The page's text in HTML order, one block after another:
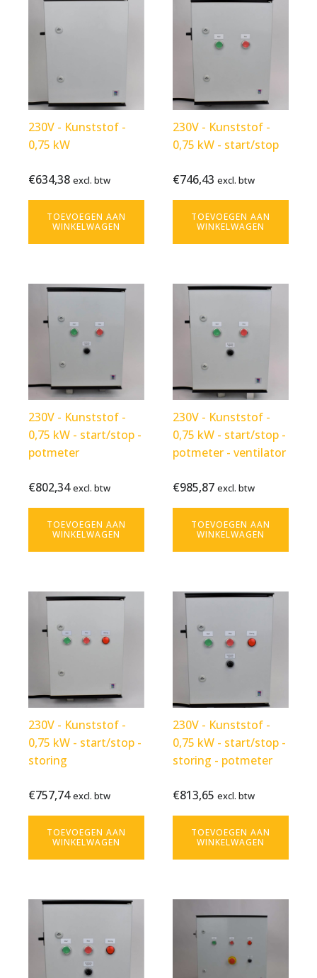
230V - Kunststof -
0,75 kW
excl. btw
Bekijk
product
€634,38 excl. btw
TOEVOEGEN AAN
WINKELWAGEN
230V - Kunststof -
0,75 kW - start/stop
excl. btw
Bekijk
product
€746,43 excl. btw
TOEVOEGEN AAN
WINKELWAGEN
230V - Kunststof -
0,75 kW - start/stop -
potmeter
excl. btw
Bekijk
product
€802,34 excl. btw
TOEVOEGEN AAN
WINKELWAGEN
230V - Kunststof -
0,75 kW - start/stop -
potmeter - ventilator
excl. btw
Bekijk
product
€985,87 excl. btw
TOEVOEGEN AAN
WINKELWAGEN
230V - Kunststof -
0,75 kW - start/stop -
storing
excl. btw
Bekijk
product
€757,74 excl. btw
TOEVOEGEN AAN
WINKELWAGEN
230V - Kunststof -
0,75 kW - start/stop -
storing - potmeter
excl. btw
Bekijk
product
€813,65 excl. btw
TOEVOEGEN AAN
WINKELWAGEN